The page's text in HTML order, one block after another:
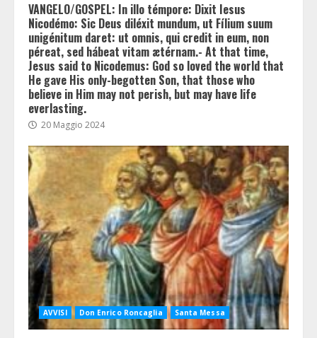
VANGELO/GOSPEL: In illo témpore: Dixit Iesus
Nicodémo: Sic Deus diléxit mundum, ut Fílium suum
unigénitum daret: ut omnis, qui credit in eum, non
péreat, sed hábeat vitam ætérnam.- At that time,
Jesus said to Nicodemus: God so loved the world that
He gave His only-begotten Son, that those who
believe in Him may not perish, but may have life
everlasting.
20 Maggio 2024
AVVISI Don Enrico Roncaglia Santa Messa